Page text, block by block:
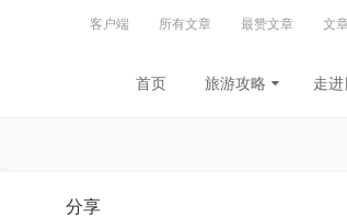
客户端 所有文章 最赞文章 文
首页 旅游攻略 走进
分享